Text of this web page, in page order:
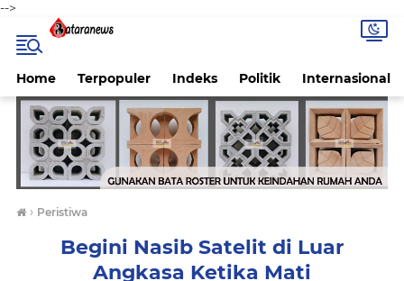
-->
Home Terpopuler Indeks Politik Internasional
› Peristiwa
Begini Nasib Satelit di Luar
Angkasa Ketika Mati